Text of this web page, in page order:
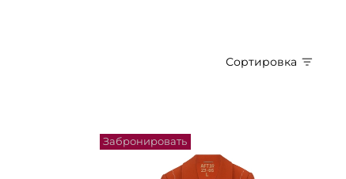
Сортировка
Забронировать